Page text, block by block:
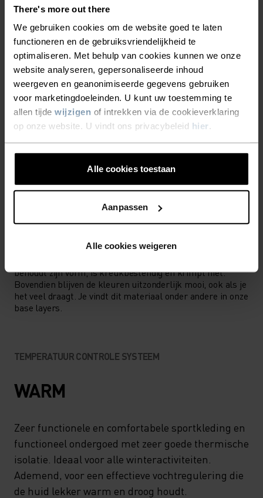
There's more out there
We gebruiken cookies om de website goed te laten
functioneren en de gebruiksvriendelijkheid te
optimaliseren. Met behulp van cookies kunnen we onze
website analyseren, gepersonaliseerde inhoud
weergeven en geanonimiseerde gegevens gebruiken
voor marketingdoeleinden. U kunt uw toestemming te
allen tijde wijzigen of intrekken via de cookieverklaring
op onze website. U vindt ons privacybeleid hier .
Alle cookies toestaan
Aanpassen
Alle cookies weigeren
Performance kleding die zo warm en ademend is,
dat jij je op al het andere kunt richten.
ACTIVITEITSNIVEAU
LAAG MATIG HOOG
SOORT ACTIVITEIT
WAT DAN OOK MATIGE INTENSITEIT
MATERIAAL
Polyester is een stevige, synthetische vezel met
behoudt zijn vorm, is kreukbestendig en krimpt niet.
Bovendien blijven de kleuren uitzonderlijk mooi, ook als je
het veel draagt. Je vindt dit materiaal onder andere in onze
base layers.
TEMPERATUUR CONTROLE SYSTEEM
WARM
Zeer functionele en comfortabele sportkleding en
functioneel ondergoed met zeer goede thermische
isolatie. Ideaal voor alle winteractiviteiten.
Ademend, voor een effectieve vochtregulering die
de huid lekker warm en droog houdt.